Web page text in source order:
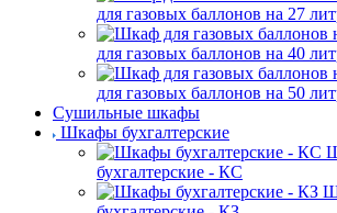
для газовых баллонов на 27
для газовых баллонов на 40
для газовых баллонов на 50
Сушильные шкафы
Шкафы бухгалтерские
бухгалтерские - КС